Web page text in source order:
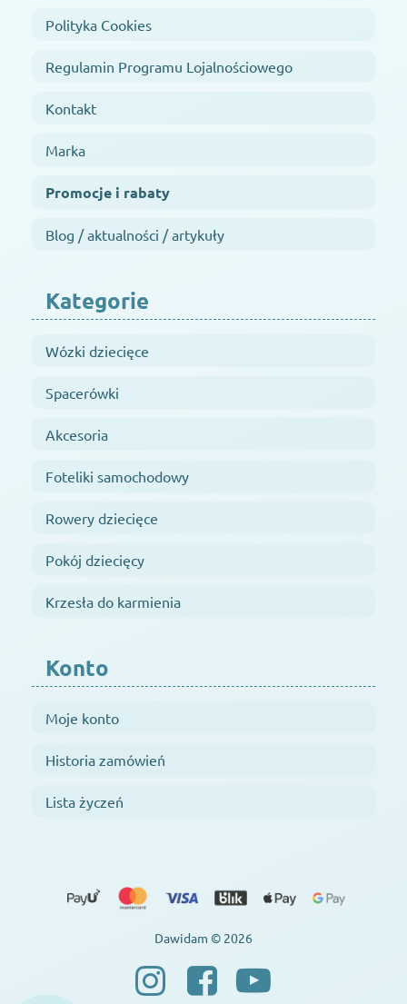
Polityka Cookies
Regulamin Programu Lojalnościowego
Kontakt
Marka
Promocje i rabaty
Blog / aktualności / artykuły
Kategorie
Wózki dziecięce
Spacerówki
Akcesoria
Foteliki samochodowy
Rowery dziecięce
Pokój dziecięcy
Krzesła do karmienia
Konto
Moje konto
Historia zamówień
Lista życzeń
Dawidam © 2026